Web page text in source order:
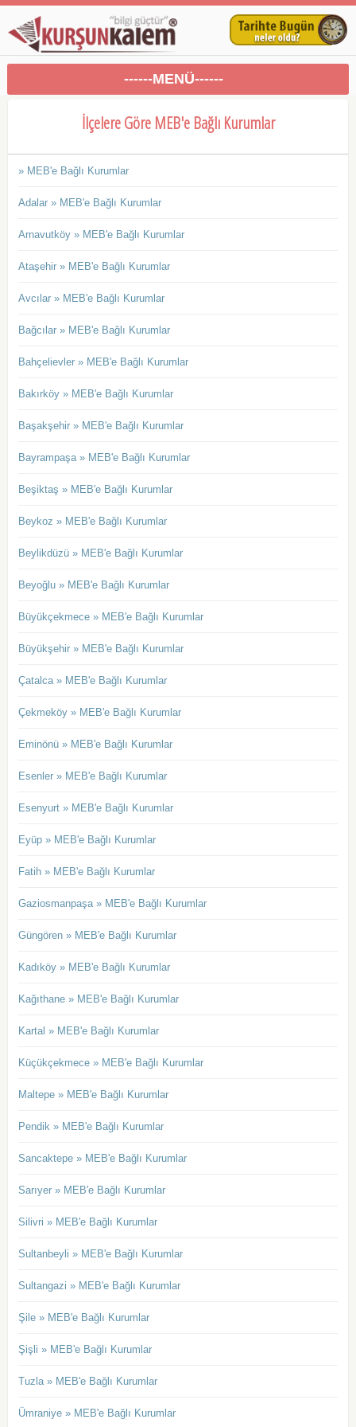
------MENÜ------
İlçelere Göre MEB'e Bağlı Kurumlar
» MEB'e Bağlı Kurumlar
Adalar » MEB'e Bağlı Kurumlar
Arnavutköy » MEB'e Bağlı Kurumlar
Ataşehir » MEB'e Bağlı Kurumlar
Avcılar » MEB'e Bağlı Kurumlar
Bağcılar » MEB'e Bağlı Kurumlar
Bahçelievler » MEB'e Bağlı Kurumlar
Bakırköy » MEB'e Bağlı Kurumlar
Başakşehir » MEB'e Bağlı Kurumlar
Bayrampaşa » MEB'e Bağlı Kurumlar
Beşiktaş » MEB'e Bağlı Kurumlar
Beykoz » MEB'e Bağlı Kurumlar
Beylikdüzü » MEB'e Bağlı Kurumlar
Beyoğlu » MEB'e Bağlı Kurumlar
Büyükçekmece » MEB'e Bağlı Kurumlar
Büyükşehir » MEB'e Bağlı Kurumlar
Çatalca » MEB'e Bağlı Kurumlar
Çekmeköy » MEB'e Bağlı Kurumlar
Eminönü » MEB'e Bağlı Kurumlar
Esenler » MEB'e Bağlı Kurumlar
Esenyurt » MEB'e Bağlı Kurumlar
Eyüp » MEB'e Bağlı Kurumlar
Fatih » MEB'e Bağlı Kurumlar
Gaziosmanpaşa » MEB'e Bağlı Kurumlar
Güngören » MEB'e Bağlı Kurumlar
Kadıköy » MEB'e Bağlı Kurumlar
Kağıthane » MEB'e Bağlı Kurumlar
Kartal » MEB'e Bağlı Kurumlar
Küçükçekmece » MEB'e Bağlı Kurumlar
Maltepe » MEB'e Bağlı Kurumlar
Pendik » MEB'e Bağlı Kurumlar
Sancaktepe » MEB'e Bağlı Kurumlar
Sarıyer » MEB'e Bağlı Kurumlar
Silivri » MEB'e Bağlı Kurumlar
Sultanbeyli » MEB'e Bağlı Kurumlar
Sultangazi » MEB'e Bağlı Kurumlar
Şile » MEB'e Bağlı Kurumlar
Şişli » MEB'e Bağlı Kurumlar
Tuzla » MEB'e Bağlı Kurumlar
Ümraniye » MEB'e Bağlı Kurumlar